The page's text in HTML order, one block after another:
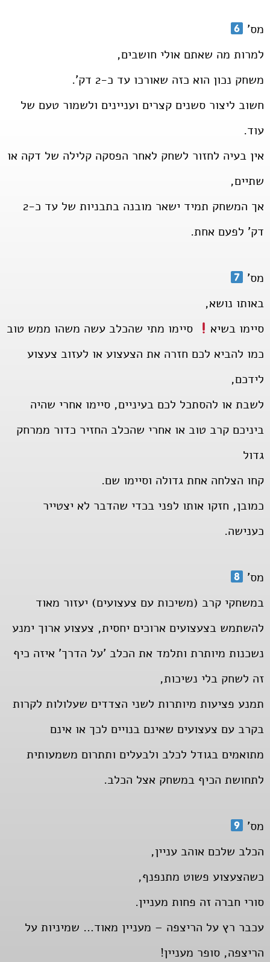
מס'
למרות מה שאתם אולי חושבים,
משחק נכון הוא כזה שאורכו עד כ-2 דק'.
חשוב ליצור סשנים קצרים ועניינים ולשמור טעם של
עוד.
אין בעיה לחזור לשחק לאחר הפסקה קלילה של דקה או
שתיים,
אך המשחק תמיד ישאר מובנה בתבניות של עד כ-2
דק' לפעם אחת.
מס'
באותו נושא,
סיימו בשיא
סיימו מתי שהכלב עשה משהו ממש טוב
כמו להביא לכם חזרה את הצעצוע או לעזוב צעצוע
לידכם,
לשבת או להסתכל לכם בעיניים, סיימו אחרי שהיה
ביניכם קרב טוב או אחרי שהכלב החזיר כדור ממרחק
גדול
קחו הצלחה אחת גדולה וסיימו שם.
כמובן, חזקו אותו לפני בכדי שהדבר לא יצטייר
כענישה.
מס'
במשחקי קרב (משיכות עם צעצועים) יעזור מאוד
להשתמש בצעצועים ארוכים יחסית, צעצוע ארוך ימנע
נשכנות מיותרת ותלמד את הכלב 'על הדרך' איזה כיף
זה לשחק בלי נשיכות,
תמנע פציעות מיותרות לשני הצדדים שעלולות לקרות
בקרב עם צעצועים שאינם בנויים לכך או אינם
מתואמים בגודל לכלב ולבעלים ותתרום משמעותית
לתחושת הכיף במשחק אצל הכלב.
מס'
הכלב שלכם אוהב עניין,
כשהצעצוע פשוט מתנפנף,
סורי חברה זה פחות מעניין.
עכבר רץ על הריצפה – מעניין מאוד… שמיניות על
הריצפה, סופר מעניין!